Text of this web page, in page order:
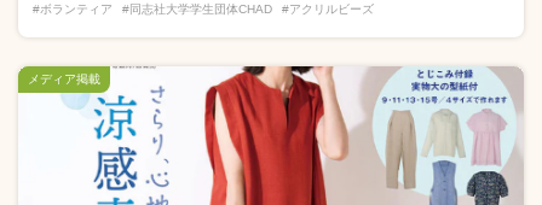
#ボランティア #同志社大学学生団体CHAD #アクリルビーズ
メディア掲載